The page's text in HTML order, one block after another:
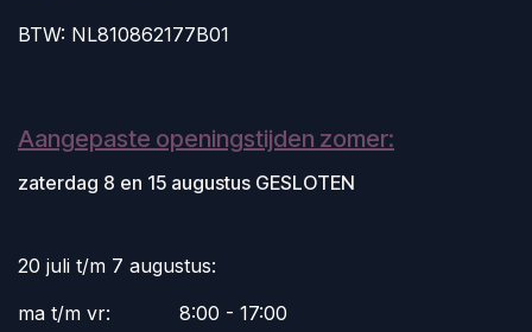
BTW: NL810862177B01
Aangepaste openingstijden zomer:
zaterdag 8 en 15 augustus GESLOTEN
20 juli t/m 7 augustus:
ma t/m vr:
​8:00 - 17:00